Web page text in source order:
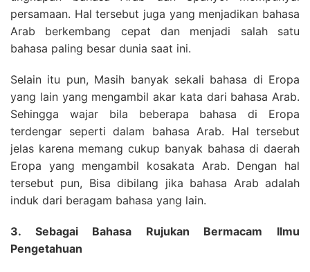
persamaan. Hal tersebut juga yang menjadikan bahasa
Arab berkembang cepat dan menjadi salah satu
bahasa paling besar dunia saat ini.
Selain itu pun, Masih banyak sekali bahasa di Eropa
yang lain yang mengambil akar kata dari bahasa Arab.
Sehingga wajar bila beberapa bahasa di Eropa
terdengar seperti dalam bahasa Arab. Hal tersebut
jelas karena memang cukup banyak bahasa di daerah
Eropa yang mengambil kosakata Arab. Dengan hal
tersebut pun, Bisa dibilang jika bahasa Arab adalah
induk dari beragam bahasa yang lain.
3. Sebagai Bahasa Rujukan Bermacam Ilmu
Pengetahuan